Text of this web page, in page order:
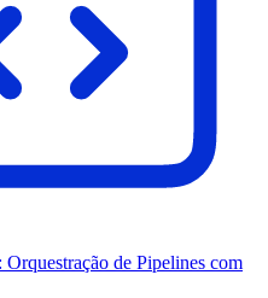
de Pipelines com